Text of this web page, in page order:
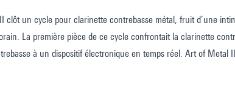
clôt un cycle pour clarinette contrebasse métal, fruit d’une
La première pièce de ce cycle confrontait la clarinette
à un dispositif électronique en temps réel. Art of